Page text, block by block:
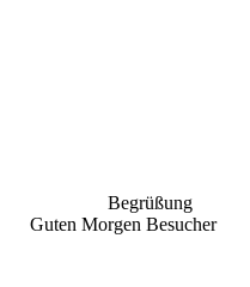
Begrüßung
Guten Morgen Besucher